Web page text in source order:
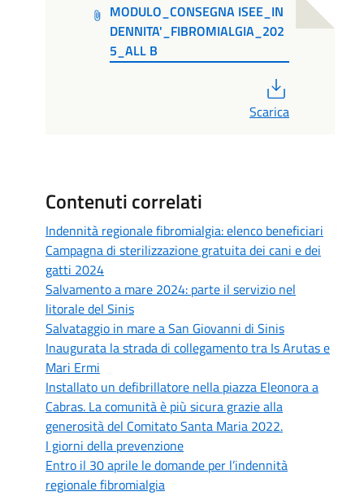
MODULO_CONSEGNA ISEE_IN
DENNITA'_FIBROMIALGIA_202
5_ALL B
Scarica
Contenuti correlati
Indennità regionale fibromialgia: elenco beneficiari
Campagna di sterilizzazione gratuita dei cani e dei
gatti 2024
Salvamento a mare 2024: parte il servizio nel
litorale del Sinis
Salvataggio in mare a San Giovanni di Sinis
Inaugurata la strada di collegamento tra Is Arutas e
Mari Ermi
Installato un defibrillatore nella piazza Eleonora a
Cabras. La comunità è più sicura grazie alla
generosità del Comitato Santa Maria 2022.
I giorni della prevenzione
Entro il 30 aprile le domande per l’indennità
regionale fibromialgia